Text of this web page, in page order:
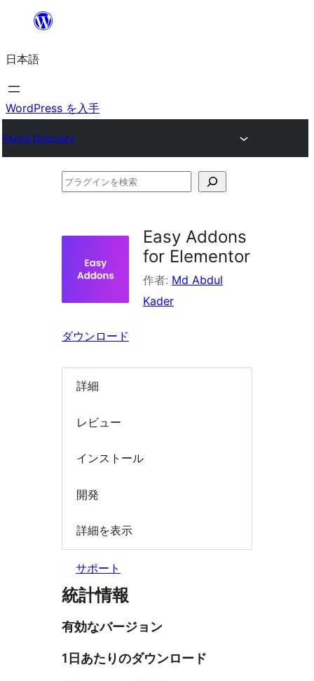
を
ス
キ
プ
日本語
WordPress を入手
Plugin Directory
プ
検
索
Easy Addons
for Elementor
作者: Md Abdul
Kader
ダウンロード
詳細
レビュー
インストール
開発
詳細を表示
サポート
統計情報
有効なバージョン
1日あたりのダウンロード